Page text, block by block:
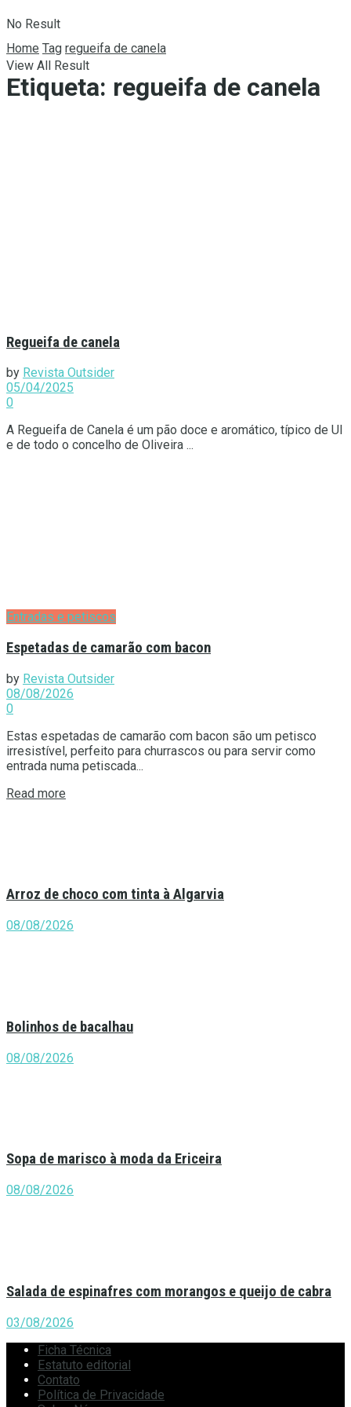
No Result
View All Result
Home Tag regueifa de canela
Etiqueta: regueifa de canela
Regueifa de canela
by Revista Outsider
05/04/2025
0
A Regueifa de Canela é um pão doce e aromático, típico de Ul
e de todo o concelho de Oliveira ...
Entradas e petiscos
Espetadas de camarão com bacon
by Revista Outsider
08/08/2026
0
Estas espetadas de camarão com bacon são um petisco
irresistível, perfeito para churrascos ou para servir como
entrada numa petiscada...
Read more
Arroz de choco com tinta à Algarvia
08/08/2026
Bolinhos de bacalhau
08/08/2026
Sopa de marisco à moda da Ericeira
08/08/2026
Salada de espinafres com morangos e queijo de cabra
03/08/2026
Ficha Técnica
Estatuto editorial
Contato
Política de Privacidade